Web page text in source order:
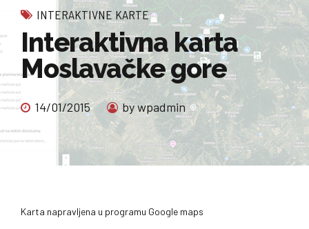
INTERAKTIVNE KARTE
Interaktivna karta
Moslavačke gore
14/01/2015 by wpadmin
Karta napravljena u programu Google maps